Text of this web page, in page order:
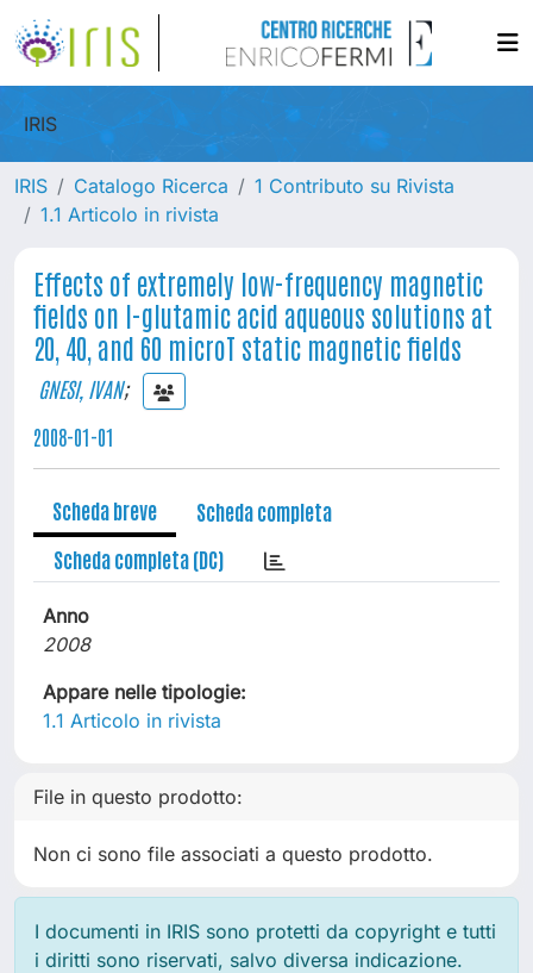
IRIS
IRIS Catalogo Ricerca
1 Contributo su Rivista
1.1 Articolo in rivista
Effects of extremely low-frequency magnetic
fields on l-glutamic acid aqueous solutions at
20, 40, and 60 microT static magnetic fields
GNESI, IVAN;
2008-01-01
Scheda breve
Scheda completa
Scheda completa (DC)
Anno
2008
Appare nelle tipologie:
1.1 Articolo in rivista
File in questo prodotto:
Non ci sono file associati a questo prodotto.
I documenti in IRIS sono protetti da copyright e tutti
i diritti sono riservati, salvo diversa indicazione.